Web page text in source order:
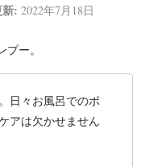
: 2022年7月18日
ー。
日々お風呂でのボ
アは欠かせません